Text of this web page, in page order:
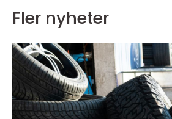
Fler nyheter